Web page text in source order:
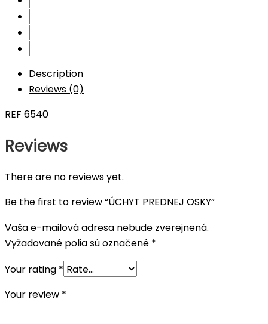
Description
Reviews (0)
REF 6540
Reviews
There are no reviews yet.
Be the first to review “ÚCHYT PREDNEJ OSKY”
Vaša e-mailová adresa nebude zverejnená.
Vyžadované polia sú označené *
Your rating *
Your review *